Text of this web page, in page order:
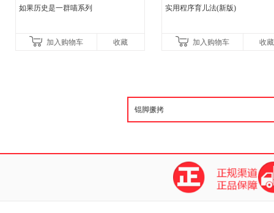
如果历史是一群喵系列
加入购物车 收藏
实用程序育儿法(新版)
加入购物车 收藏